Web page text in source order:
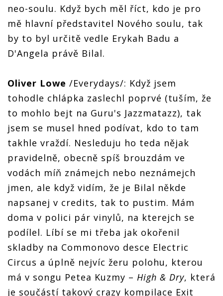
neo-soulu. Když bych měl říct, kdo je pro
mě hlavní představitel Nového soulu, tak
by to byl určitě vedle Erykah Badu a
D'Angela právě Bilal.
Oliver Lowe /Everydays/: Když jsem
tohodle chlápka zaslechl poprvé (tuším, že
to mohlo bejt na Guru's Jazzmatazz), tak
jsem se musel hned podívat, kdo to tam
takhle vraždí. Nesleduju ho teda nějak
pravidelně, obecně spíš brouzdám ve
vodách míň známejch nebo neznámejch
jmen, ale když vidím, že je Bilal někde
napsanej v credits, tak to pustim. Mám
doma v polici pár vinylů, na kterejch se
podílel. Líbí se mi třeba jak okořenil
skladby na Commonovo desce Electric
Circus a úplně nejvíc žeru polohu, kterou
má v songu Petea Kuzmy – High & Dry, která
je součástí takový crazy kompilace Exit